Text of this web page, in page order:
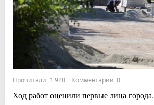
Прочитали: 1 920 Комментарии: 0
Ход работ оценили первые лица города.